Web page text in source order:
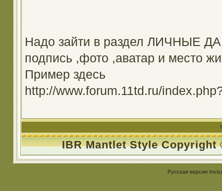
Надо зайти в раздел ЛИЧНЫЕ
подпись ,фото ,аватар и место
Пример здесь
http://www.forum.11td.ru/
IBR Mantlet Style Copyright
Русская версия